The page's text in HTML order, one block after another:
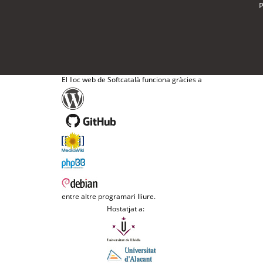
El lloc web de Softcatalà funciona gràcies a
entre altre programari lliure.
Hostatjat a: